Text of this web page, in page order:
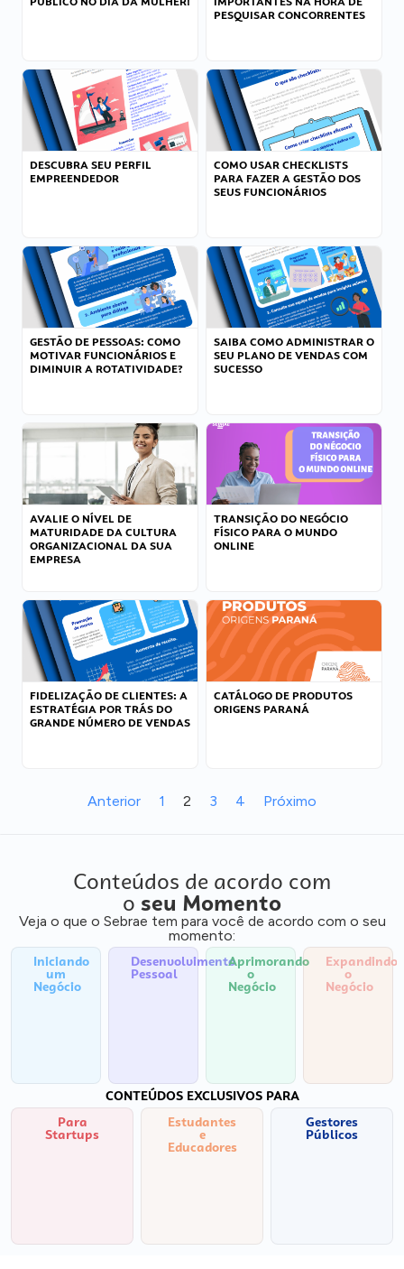
PESQUISAR CONCORRENTES
DESCUBRA SEU PERFIL
EMPREENDEDOR
COMO USAR CHECKLISTS
PARA FAZER A GESTÃO DOS
SEUS FUNCIONÁRIOS
GESTÃO DE PESSOAS: COMO
MOTIVAR FUNCIONÁRIOS E
DIMINUIR A ROTATIVIDADE?
SAIBA COMO ADMINISTRAR O
SEU PLANO DE VENDAS COM
SUCESSO
AVALIE O NÍVEL DE
MATURIDADE DA CULTURA
ORGANIZACIONAL DA SUA
EMPRESA
TRANSIÇÃO DO NEGÓCIO
FÍSICO PARA O MUNDO
ONLINE
FIDELIZAÇÃO DE CLIENTES: A
ESTRATÉGIA POR TRÁS DO
GRANDE NÚMERO DE VENDAS
CATÁLOGO DE PRODUTOS
ORIGENS PARANÁ
Anterior 1 2 3 4 Próximo
Conteúdos de acordo com
o seu Momento
Veja o que o Sebrae tem para você de acordo com o seu
momento:
Iniciando
um
Negócio
Desenvolvimento
Pessoal
Aprimorando
o
Negócio
Expandindo
o
Negócio
CONTEÚDOS EXCLUSIVOS PARA
Para
Startups
Estudantes
e
Educadores
Gestores
Públicos